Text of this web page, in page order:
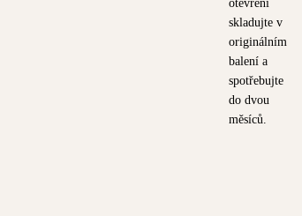
otevření
skladujte v
originálním
balení a
spotřebujte
do dvou
měsíců.